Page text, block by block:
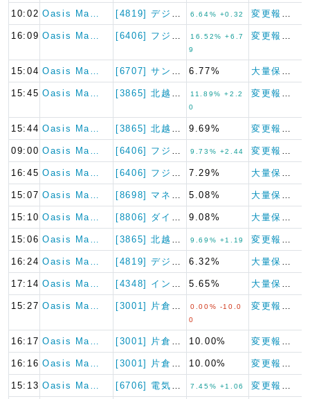
10:02 Oasis Ma… 6.64% +0.32
16:09 Oasis Ma…
16.52% +6.7
9
15:04 Oasis Ma… 6.77%
15:45 Oasis Ma…
11.89% +2.2
0
15:44 Oasis Ma… 9.69%
09:00 Oasis Ma… 9.73% +2.44
16:45 Oasis Ma… 7.29%
15:07 Oasis Ma… 5.08%
15:10 Oasis Ma… 9.08%
15:06 Oasis Ma… 9.69% +1.19
16:24 Oasis Ma… 6.32%
17:14 Oasis Ma… 5.65%
15:27 Oasis Ma…
0.00% -10.0
0
16:17 Oasis Ma… 10.00%
16:16 Oasis Ma… 10.00%
15:13 Oasis Ma… 7.45% +1.06